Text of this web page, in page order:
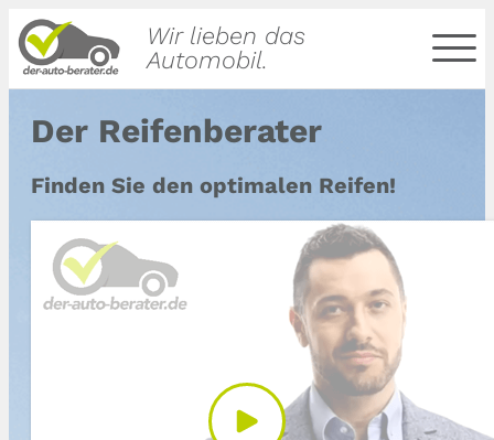
Wir lieben das
Automobil.
Der Reifenberater
Finden Sie den optimalen Reifen!